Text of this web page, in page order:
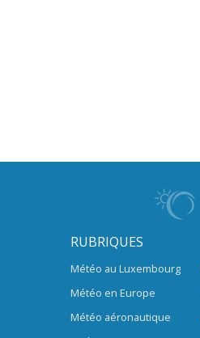
RUBRIQUES
Météo au Luxembourg
Météo en Europe
Météo aéronautique